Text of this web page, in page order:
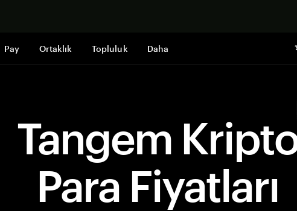
Pay Ortaklık Topluluk Daha
Tangem
Para Fiyatları